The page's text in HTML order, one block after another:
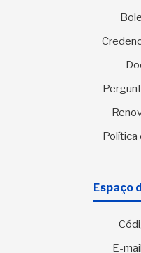
Política
Espaço
E-